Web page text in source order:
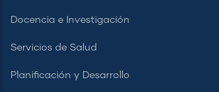
Docencia e Investigación
Servicios de Salud
Planificación y Desarrollo